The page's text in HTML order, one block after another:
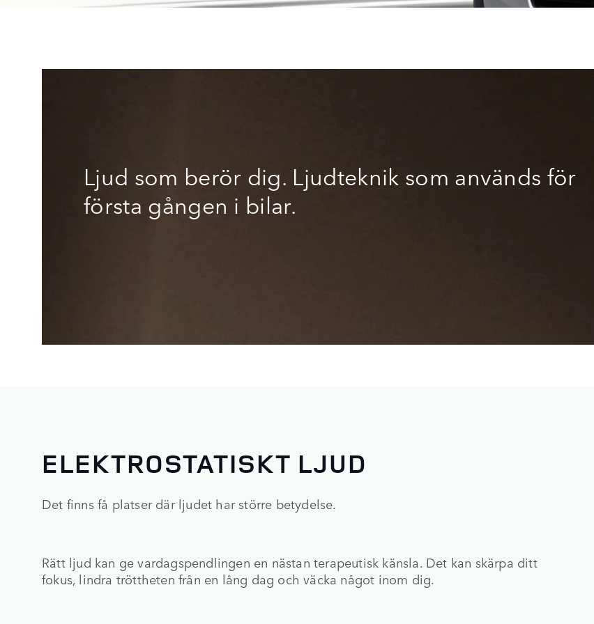
Ljud som berör dig. Ljudteknik som används för
första gången i bilar.
ELEKTROSTATISKT LJUD
Det finns få platser där ljudet har större betydelse.
Rätt ljud kan ge vardagspendlingen en nästan terapeutisk känsla. Det kan skärpa ditt
fokus, lindra tröttheten från en lång dag och väcka något inom dig.